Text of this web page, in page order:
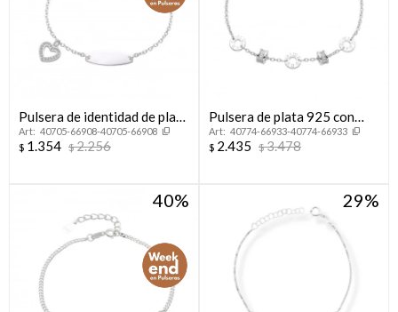
Pulsera de identidad de plata
925 con dije.
40705-66908-40705-66908
$ 1.354 $2.256
Pulsera de plata 925 con
circonias.
40774-66933-40774-66933
$ 2.435 $3.478
40 29